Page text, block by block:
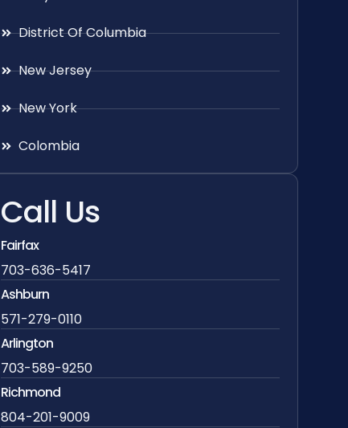
District Of Columbia
New Jersey
New York
Colombia
Call Us
Fairfax
703-636-5417
Ashburn
571-279-0110
Arlington
703-589-9250
Richmond
804-201-9009